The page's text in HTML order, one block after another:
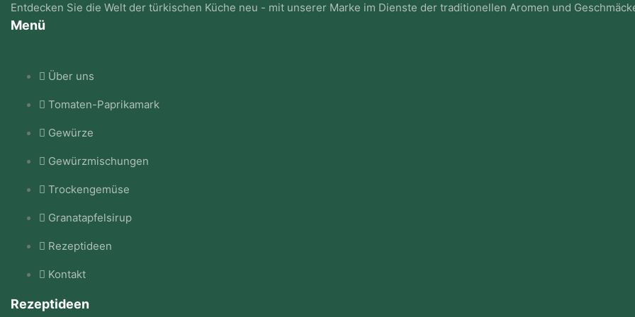
Entdecken Sie die Welt der türkischen Küche neu - mit unserer Marke im Dienste der traditionellen Aromen und
Menü
Über uns
Tomaten-Paprikamark
Gewürze
Gewürzmischungen
Trockengemüse
Granatapfelsirup
Rezeptideen
Kontakt
Rezeptideen